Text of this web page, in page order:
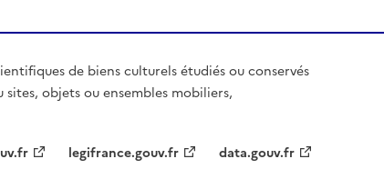
de biens culturels étudiés ou conservés
objets ou ensembles mobiliers,
legifrance.gouv.fr data.gouv.fr